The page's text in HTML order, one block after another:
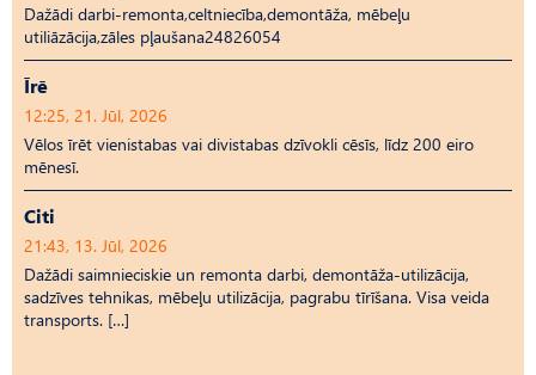
Dažādi darbi-remonta,celtniecība,demontāža, mēbeļu
utiliāzācija,zāles pļaušana24826054
Īrē
12:25, 21. Jūl, 2026
Vēlos īrēt vienistabas vai divistabas dzīvokli cēsīs, līdz 200 eiro
mēnesī.
Citi
21:43, 13. Jūl, 2026
Dažādi saimnieciskie un remonta darbi, demontāža-utilizācija,
sadzīves tehnikas, mēbeļu utilizācija, pagrabu tīrīšana. Visa veida
transports. […]